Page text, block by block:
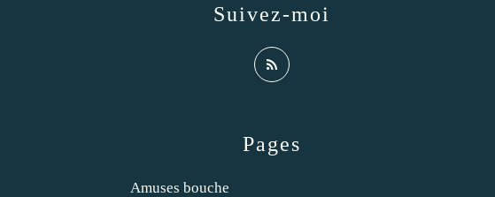
Pages
Amuses bouche
Suivez-moi